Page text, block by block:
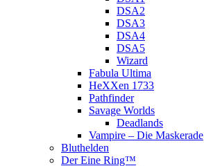
DSA2
DSA3
DSA4
DSA5
Wizard
Fabula Ultima
HeXXen 1733
Pathfinder
Savage Worlds
Deadlands
Vampire – Die Maskerade
Bluthelden
Der Eine Ring™